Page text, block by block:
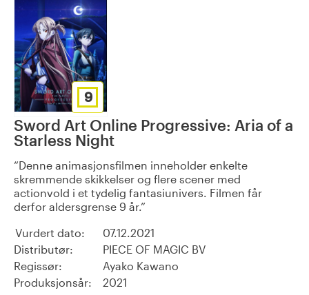
9
Sword Art Online Progressive: Aria of a
Starless Night
Denne animasjonsfilmen inneholder enkelte
skremmende skikkelser og flere scener med
actionvold i et tydelig fantasiunivers. Filmen får
derfor aldersgrense 9 år.
Vurdert dato:
07.12.2021
Distributør:
PIECE OF MAGIC BV
Regissør:
Ayako Kawano
Produksjonsår:
2021